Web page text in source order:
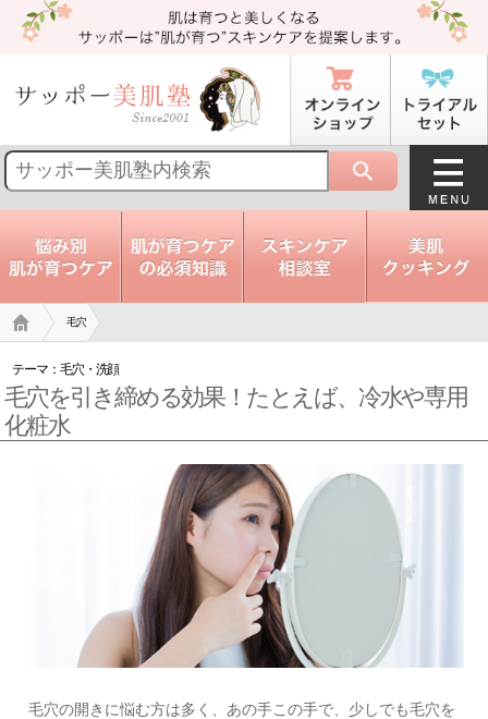
トップ 毛穴
テーマ：毛穴・ 洗顔
毛穴を引き締める効果！たとえば、冷水や専用
化粧水
毛穴の開きに悩む方は多く、あの手この手で、少しでも毛穴を